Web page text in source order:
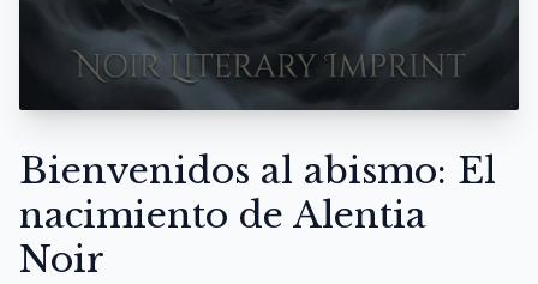
Bienvenidos al abismo: El
nacimiento de Alentia
Noir